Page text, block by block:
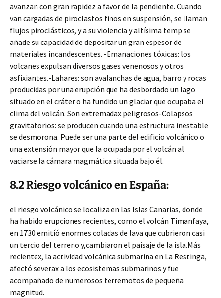
avanzan con gran rapidez a favor de la pendiente. Cuando
van cargadas de piroclastos finos en suspensión, se llaman
flujos piroclásticos, y a su violencia y altísima temp se
añade su capacidad de depositar un gran espesor de
materiales incandescentes. -Emanaciones tóxicas: los
volcanes expulsan diversos gases venenosos y otros
asfixiantes.-Lahares: son avalanchas de agua, barro y rocas
producidas por una erupción que ha desbordado un lago
situado en el cráter o ha fundido un glaciar que ocupaba el
clima del volcán. Son extremadax peligrosos-Colapsos
gravitatorios: se producen cuando una estructura inestable
se desmorona. Puede ser una parte del edificio volcánico o
una extensión mayor que la ocupada por el volcán al
vaciarse la cámara magmática situada bajo él.
8.2 Riesgo volcánico en España:
el riesgo volcánico se localiza en las Islas Canarias, donde
ha habido erupciones recientes, como el volcán Timanfaya,
en 1730 emitíó enormes coladas de lava que cubrieron casi
un tercio del terreno y,cambiaron el paisaje de la isla.Más
recientex, la actividad volcánica submarina en La Restinga,
afectó severax a los ecosistemas submarinos y fue
acompañado de numerosos terremotos de pequeña
magnitud.